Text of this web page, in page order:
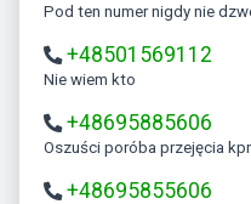
Pod ten numer nigdy nie
+48501569112
Nie wiem kto
+48695885606
Oszuści poróba przejęcia
+48695855606